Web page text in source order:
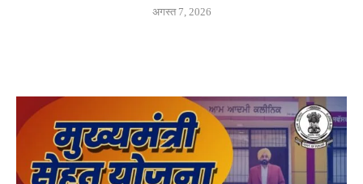
अगस्त 7, 2026